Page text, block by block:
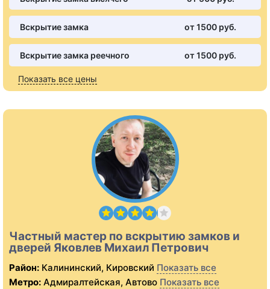
Вскрытие замка от 1500 pуб.
Вскрытие замка реечного от 1500 pуб.
Показать все цены
Частный мастер по вскрытию замков и
дверей Яковлев Михаил Петрович
Район: Калининский, Кировский Показать все
Метро: Адмиралтейская, Автово Показать все